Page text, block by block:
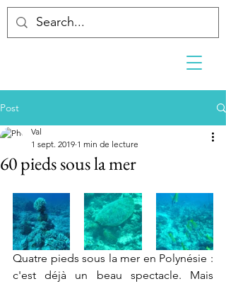
Post
60 pieds sous la mer
Val
1 sept. 2019 1 min de lecture
Quatre pieds sous la mer en Polynésie :
c'est déjà un beau spectacle. Mais